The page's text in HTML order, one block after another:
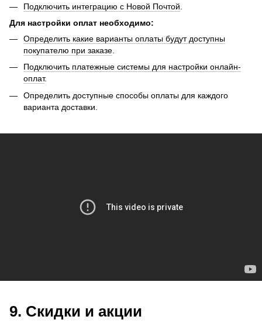
Подключить интеграцию с Новой Почтой
Для настройки оплат необходимо:
Определить какие варианты оплаты будут доступны
покупателю при заказе
Подключить платежные системы для настройки онлайн-
оплат.
Определить доступные способы оплаты для каждого
варианта доставки.
9. Скидки и акции